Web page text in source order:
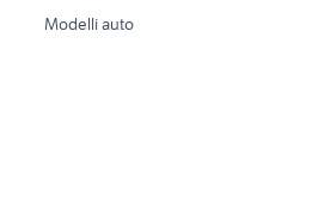
Modelli auto